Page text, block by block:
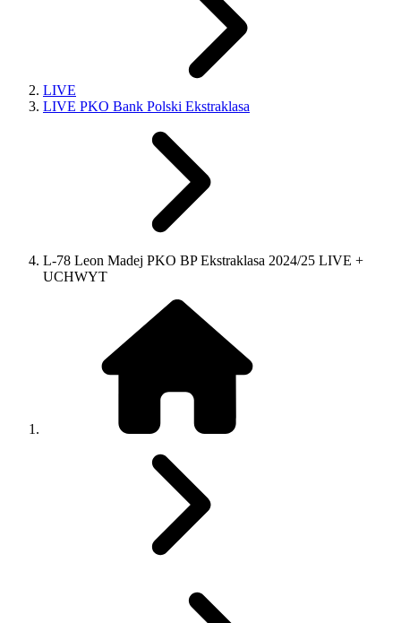
LIVE
LIVE PKO Bank Polski Ekstraklasa
L-78 Leon Madej PKO BP Ekstraklasa 2024/25 LIVE +
UCHWYT